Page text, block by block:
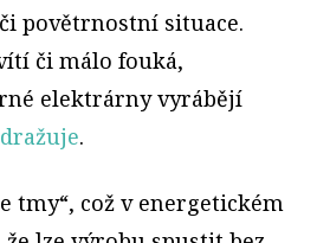
povětrnostní situace.
či málo fouká,
elektrárny vyrábějí
.
tmy“, což v energetickém